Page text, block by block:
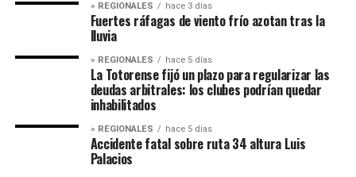
» REGIONALES hace 3 días
Fuertes ráfagas de viento frío azotan tras la
lluvia
» REGIONALES hace 5 días
La Totorense fijó un plazo para regularizar las
deudas arbitrales: los clubes podrían quedar
inhabilitados
» REGIONALES hace 5 días
Accidente fatal sobre ruta 34 altura Luis
Palacios